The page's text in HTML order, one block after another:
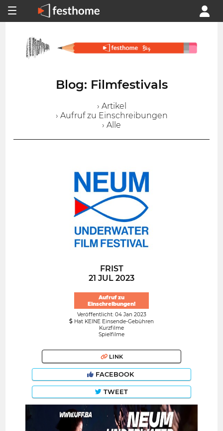
Blog: Filmfestivals
› Artikel
› Aufruf zu Einschreibungen
› Alle
FRIST
21 JUL 2023
Aufruf zu
Einschreibungen!
Veröffentlicht: 04 Jan 2023
Hat KEINE Einsende-Gebühren
Kurzfilme
Spielfilme
LINK
FACEBOOK
TWEET